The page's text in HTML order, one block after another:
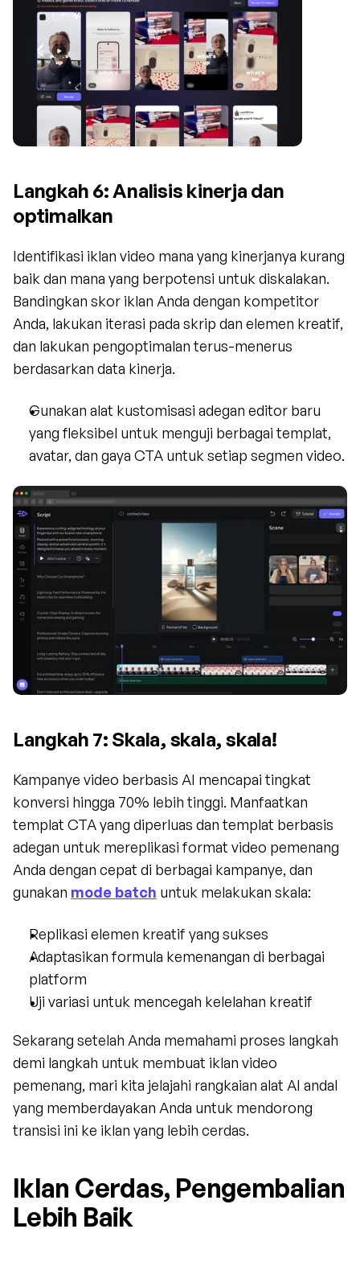
Langkah 6: Analisis kinerja dan
optimalkan
Identifikasi iklan video mana yang kinerjanya kurang
baik dan mana yang berpotensi untuk diskalakan.
Bandingkan skor iklan Anda dengan kompetitor
Anda, lakukan iterasi pada skrip dan elemen kreatif,
dan lakukan pengoptimalan terus-menerus
berdasarkan data kinerja.
Gunakan alat kustomisasi adegan editor baru
yang fleksibel untuk menguji berbagai templat,
avatar, dan gaya CTA untuk setiap segmen video.
Langkah 7: Skala, skala, skala!
Kampanye video berbasis AI mencapai tingkat
konversi hingga 70% lebih tinggi. Manfaatkan
templat CTA yang diperluas dan templat berbasis
adegan untuk mereplikasi format video pemenang
Anda dengan cepat di berbagai kampanye, dan
gunakan mode batch untuk melakukan skala:
Replikasi elemen kreatif yang sukses
Adaptasikan formula kemenangan di berbagai
platform
Uji variasi untuk mencegah kelelahan kreatif
Sekarang setelah Anda memahami proses langkah
demi langkah untuk membuat iklan video
pemenang, mari kita jelajahi rangkaian alat AI andal
yang memberdayakan Anda untuk mendorong
transisi ini ke iklan yang lebih cerdas.
Iklan Cerdas, Pengembalian
Lebih Baik